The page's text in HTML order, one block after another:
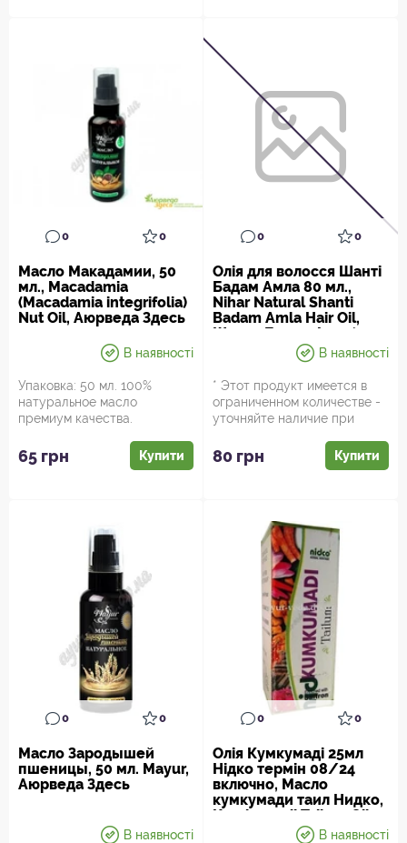
0 0
Масло Макадамии, 50
мл., Macadamia
(Macadamia integrifolia)
Nut Oil, Аюрведа Здесь
В наявності
Упаковка: 50 мл. 100%
натуральное масло
премиум качества.
кислоты и Омега 7жи...
65 грн Купити
0 0
Олія для волосся Шанті
Бадам Амла 80 мл.,
Nihar Natural Shanti
Badam Amla Hair Oil,
Шанти Бадам Амла*
В наявності
* Этот продукт имеется в
ограниченном количестве -
уточняйте наличие при
80 грн Купити
0 0
Масло Зародышей
пшеницы, 50 мл. Mayur,
Аюрведа Здесь
В наявності
0 0
Олія Кумкумаді 25мл
Нідко термін 08/24
включно, Масло
кумкумади таил Нидко,
Kumkumadi Tailum Oil
Nidco, Аюрведа Здесь
В наявності